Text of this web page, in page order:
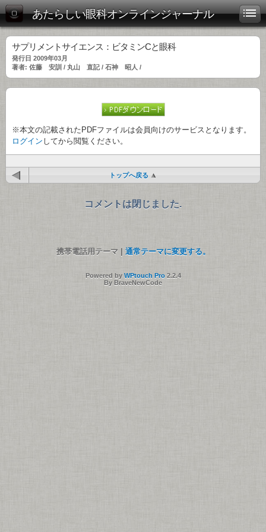
あたらしい眼科オンラインジャーナル
サプリメントサイエンス：ビタミンCと眼科
発行日 2009年03月
著者: 佐藤 安訓 / 丸山 直記 / 石神 昭人 /
※本文の記載されたPDFファイルは会員向けのサービスとなります。
ログイン してから閲覧ください。
トップへ戻る
コメントは閉じました.
携帯電話用テーマ | 通常テーマに変更する。
Powered by WPtouch Pro2.2.4
By BraveNewCode